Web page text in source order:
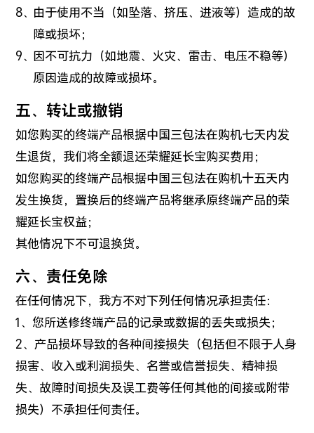
由于使用不当（如坠落、挤压、进液等）造成的故
障或损坏；
因不可抗力（如地震、火灾、雷击、电压不稳等）
原因造成的故障或损坏。
五、转让或撤销
如您购买的终端产品根据中国三包法在购机七天内发
生退货，我们将全额退还荣耀延长宝购买费用；
如您购买的终端产品根据中国三包法在购机十五天内
发生换货，置换后的终端产品将继承原终端产品的荣
耀延长宝权益；
其他情况下不可退换货。
六、责任免除
在任何情况下，我方不对下列任何情况承担责任：
1、您所送修终端产品的记录或数据的丢失或损失；
2、产品损坏导致的各种间接损失（包括但不限于人身
损害、收入或利润损失、名誉或信誉损失、精神损
失、故障时间损失及误工费等任何其他的间接或附带
损失）不承担任何责任。